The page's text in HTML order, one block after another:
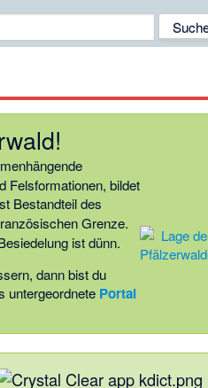
Felsformationen, bildet
Bestandteil des
Grenze.
ist dünn.
dann bist du
untergeordnete Portal